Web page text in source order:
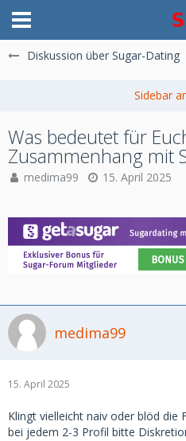
Diskussion über Sugar-Dating
Was bedeutet für
Zusammenhang mit
medima99 15. April 2025
medima99
15. April 2025
Klingt vielleicht naiv oder blöd die
bei jedem 2-3 Profil bitte